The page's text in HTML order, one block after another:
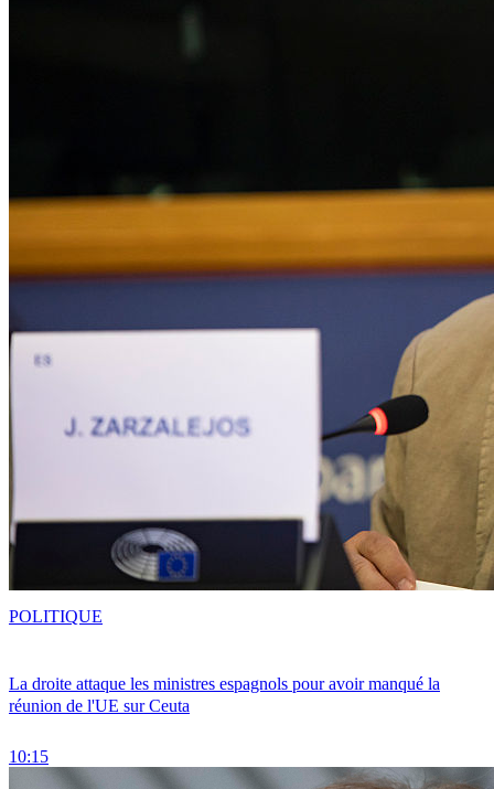
La droite attaque les ministres espagnols pour avoir manqué la
réunion de l'UE sur Ceuta
10:15
POLITIQUE